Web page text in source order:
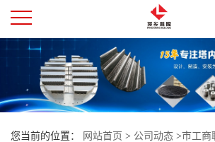
公
司
您当前的位置： 网站首页 > 公司动态 >市工商